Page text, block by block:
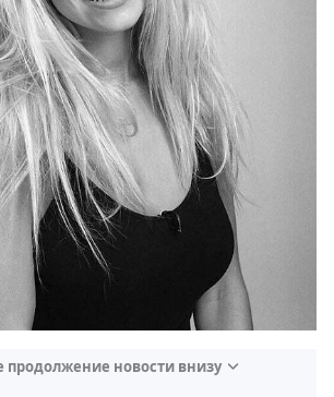
продолжение новости внизу